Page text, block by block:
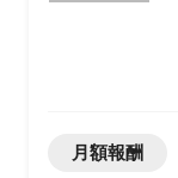
月額報酬